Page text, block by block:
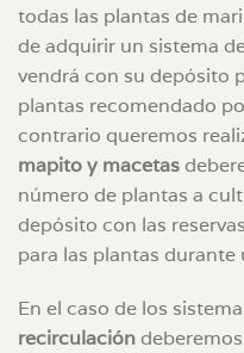
todas las plantas de
de adquirir un sistema
vendrá con su depósito
plantas recomendado
contrario queremos
mapito y macetas
número de plantas a
depósito con las
para las plantas durante
En el caso de los
recirculación